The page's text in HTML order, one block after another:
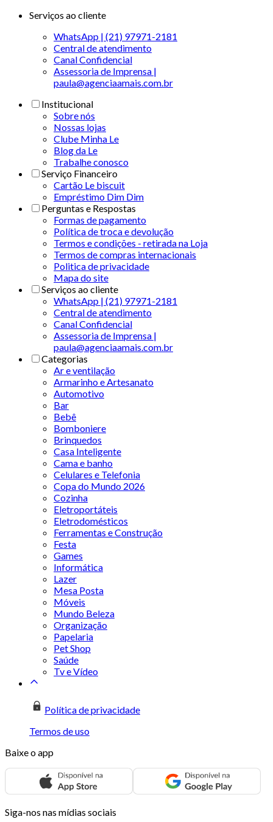
Serviços ao cliente
WhatsApp | (21) 97971-2181
Central de atendimento
Canal Confidencial
Assessoria de Imprensa |
paula@agenciaamais.com.br
Institucional
Sobre nós
Nossas lojas
Clube Minha Le
Blog da Le
Trabalhe conosco
Serviço Financeiro
Cartão Le biscuit
Empréstimo Dim Dim
Perguntas e Respostas
Formas de pagamento
Política de troca e devolução
Termos e condições - retirada na Loja
Termos de compras internacionais
Politica de privacidade
Mapa do site
Serviços ao cliente
WhatsApp | (21) 97971-2181
Central de atendimento
Canal Confidencial
Assessoria de Imprensa |
paula@agenciaamais.com.br
Categorias
Ar e ventilação
Armarinho e Artesanato
Automotivo
Bar
Bebê
Bomboniere
Brinquedos
Casa Inteligente
Cama e banho
Celulares e Telefonia
Copa do Mundo 2026
Cozinha
Eletroportáteis
Eletrodomésticos
Ferramentas e Construção
Festa
Games
Informática
Lazer
Mesa Posta
Móveis
Mundo Beleza
Organização
Papelaria
Pet Shop
Saúde
Tv e Vídeo
Política de privacidade
Termos de uso
Baixe o app
Siga-nos nas mídias sociais